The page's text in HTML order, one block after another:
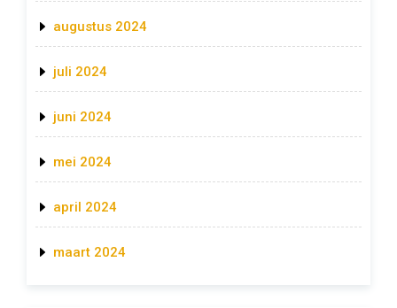
augustus 2024
juli 2024
juni 2024
mei 2024
april 2024
maart 2024